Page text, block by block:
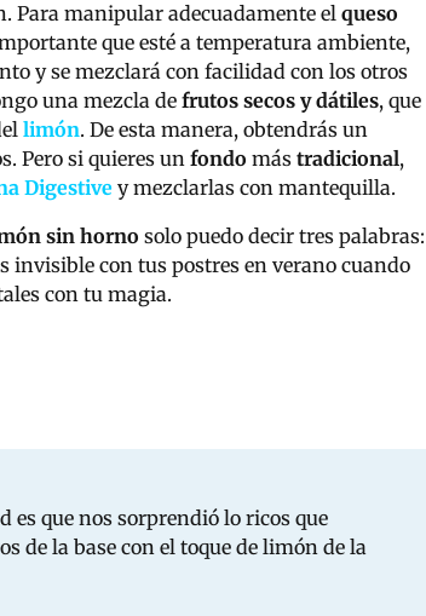
Para manipular adecuadamente elqueso
que esté a temperatura ambiente,
y se mezclará con facilidad con los otros
una mezcla defrutos secos y dátiles, que
limón. De esta manera, obtendrás un
Pero si quieres unfondomás tradicional,
Digestive y mezclarlas con mantequilla.
sin horno solo puedo decir tres palabras:
invisible con tus postres en verano cuando
con tu magia.
es que nos sorprendió lo ricos que
de la base con el toque de limón de la